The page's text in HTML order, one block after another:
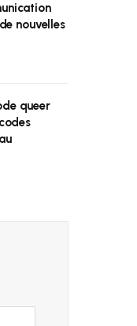
nouvelles
queer